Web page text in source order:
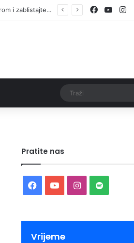
Facebook
Pratite nas
Facebook
YouTubeInstagram
Spotify
Vrijeme